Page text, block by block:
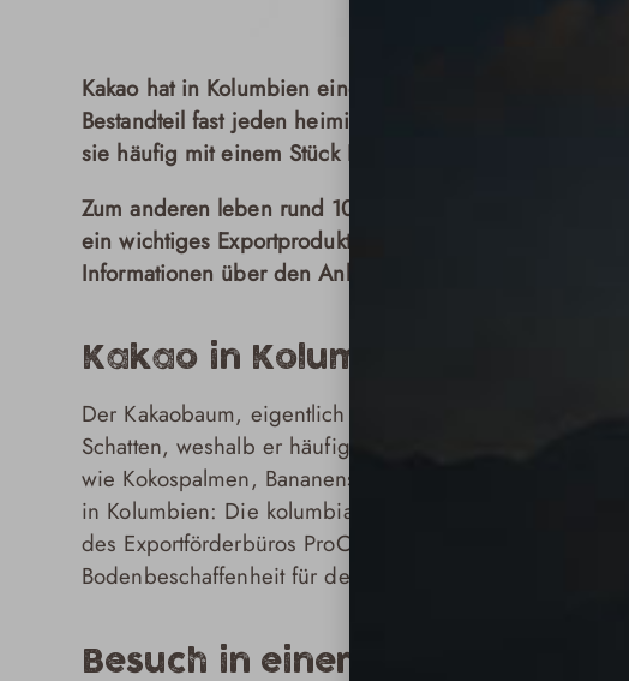
Kakao hat in Kolumbien eine große Bedeutung.
Bestandteil fast jeden heimischen Frühstücks. Ob in
sie häufig mit einem Stück Käse serviert, der in die
Zum anderen leben rund 100.000 Menschen im
ein wichtiges Exportprodukt. Grund genug für uns mal
Informationen über den Anbau und die Ernte von
Kakao in Kolumbien: Der
Der Kakaobaum, eigentlich Strauch, benötigt hohe
Schatten, weshalb er häufig in einer Mischpflanzung
wie Kokospalmen, Bananenstauden, Kautschuk-,
in Kolumbien: Die kolumbianischen Tropen bieten
des Exportförderbüros ProColombia sind ca. zwei
Bodenbeschaffenheit für den Anbau von Kakao geeignet.
Besuch in einer Kakaofinca